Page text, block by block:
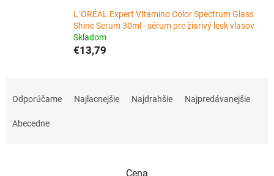
L´ORÉAL Expert Vitamino Color Spectrum Glass
Shine Serum 30ml - sérum pre žiarivý lesk vlasov
Skladom
€13,79
Odporúčame Najlacnejšie Najdrahšie Najpredávanejšie
Abecedne
Cena